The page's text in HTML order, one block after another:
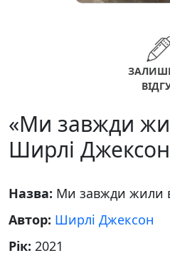
«Ми завжди
Ширлі
Назва: Ми завжди жили
Автор: Ширлі Джексон
Рік: 2021